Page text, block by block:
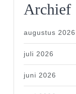
Archief
augustus 2026
juli 2026
juni 2026